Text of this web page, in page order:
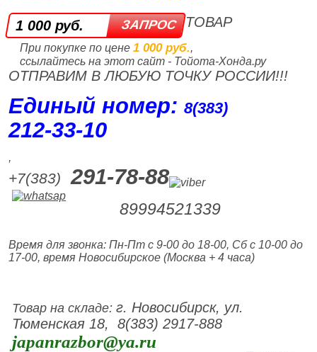
1 000 руб.
При покупке по цене 1 000 руб.,
ссылайтесь на этот сайт - Тойота-Хонда.ру
ТОВАР
ОТПРАВИМ В ЛЮБУЮ ТОЧКУ РОССИИ!!!
Единый номер:8(383)
212‑33‑10
,
+7(383) 291-78-88
89994521339
Время для звонка: Пн-Пт с 9-00 до 18-00, Сб с 10-00 до
17-00, время Новосибирское (Москва + 4 часа)
Товар на складе:г. Новосибирск, ул.
Тюменская 18, 8(383) 2917-888
japanrazbor@ya.ru